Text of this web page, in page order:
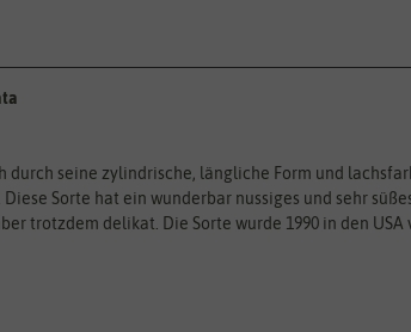
seine zylindrische, längliche Form und
Sorte hat ein wunderbar nussiges und sehr
trotzdem delikat. Die Sorte wurde 1990 in den USA